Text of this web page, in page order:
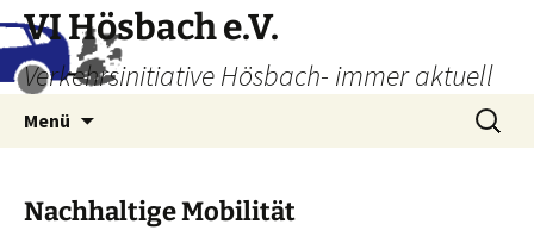
Zum
Inhalt
springen
VI Hösbach e.V.
Verkehrsinitiative Hösbach- immer aktuell
Menü
Suchen
nach:
Nachhaltige Mobilität